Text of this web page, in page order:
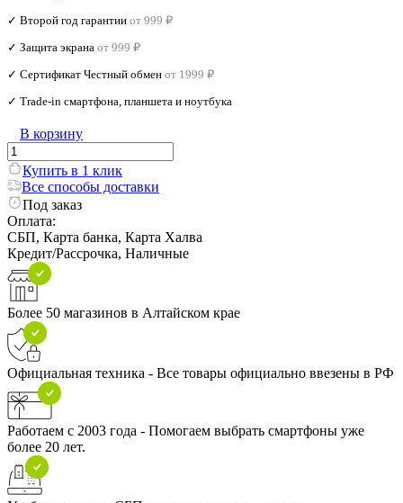
✓ Второй год гарантии от 999 ₽
✓ Защита экрана от 999 ₽
✓ Сертификат Честный обмен от 1999 ₽
✓ Trade‑in смартфона, планшета и ноутбука
В корзину
Купить в 1 клик
Все способы доставки
Под заказ
Оплата:
СБП, Карта банка, Карта Халва
Кредит/Рассрочка, Наличные
Более 50 магазинов в Алтайском крае
Официальная техника - Все товары официально ввезены в РФ
Работаем с 2003 года - Помогаем выбрать смартфоны уже
более 20 лет.